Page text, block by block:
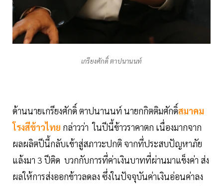
เกรียงศักดิ์ ตาปนานนท์
ด้านนายเกรียงศักดิ์ ตาปนานนท์ นายกกิตติมศักดิ์สมาคม
โรงสีข้าวไทย กล่าวว่า ในปีนี้ข้าวราคาตก เนื่องมากจาก
ผลผลิตปีนี้กลับเข้าสู่สภาวะปกติ จากที่ประสบปัญหาภัย
แล้งมา 3 ปีติด บวกกับการที่ค่าเงินบาทที่ผ่านมาแข็งค่า ส่ง
ผลให้การส่งออกข้าวลดลง ซึ่งในปัจจุบันค่าเงินอ่อนค่าลง